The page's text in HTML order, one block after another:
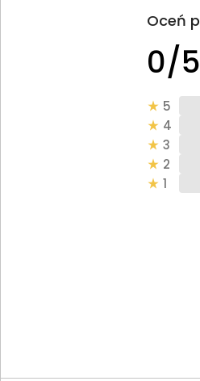
Oceń
0/5
5
4
3
2
1